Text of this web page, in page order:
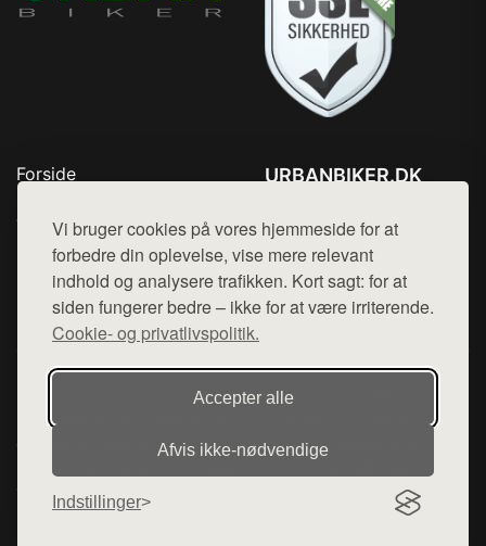
Vi bruger cookies på vores hjemmeside for at
forbedre din oplevelse, vise mere relevant
indhold og analysere trafikken. Kort sagt: for at
siden fungerer bedre – ikke for at være irriterende.
Cookie- og privatlivspolitik.
Accepter alle
Afvis ikke‑nødvendige
Indstillinger
Forside
Top Rabatter
Blog
Kontakt
URBANBIKER.DK
Mail: hej@want.dk
Cookie- og privatlivspolitik
Denne side er en del af want.dk, der udgiver en række
hjemmesider med præsentation af forskellige produkter fra
diverse webshops. Der sælges ikke varer fra denne side - vi
varerne på lager.